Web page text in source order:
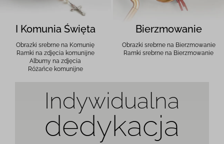
I Komunia Święta
Obrazki srebrne na Komunię
Ramki na zdjęcia komunijne
Albumy na zdjęcia
Różańce komunijne
Bierzmowanie
Obrazki srebrne na Bierzmowanie
Ramki srebrne na Bierzmowanie
Indywidualna
dedykacja